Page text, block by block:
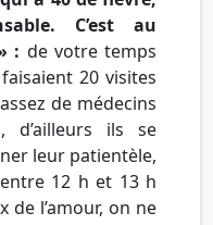
C’est au
: de votre temps
20 visites
de médecins
d’ailleurs ils se
leur patientèle,
12 h et 13 h
l’amour, on ne